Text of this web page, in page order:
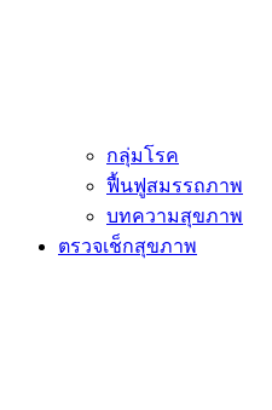
กลุ่มโรค
ฟื้นฟูสมรรถภาพ
บทความสุขภาพ
ตรวจเช็กสุขภาพ